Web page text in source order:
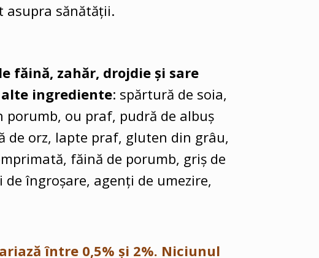
asupra sănătății.
făină, zahăr, drojdie și sare
alte ingrediente: spărtură de soia,
porumb, ou praf, pudră de albuș
de orz, lapte praf, gluten din grâu,
făină de porumb, griș de
îngroșare, agenți de umezire,
între 0,5% și 2%. Niciunul